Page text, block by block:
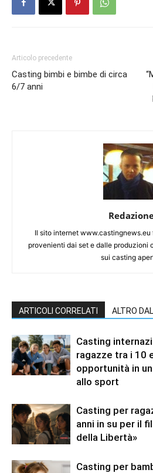
Articolo precedente
Casting bimbi e bimbe di circa
6/7 anni
Il sito internet
provenienti dai set e dalle produzioni
sui casting
ARTICOLI CORRELATI ALTRO
Casting
ragazze tra i 10
opportunità in
allo sport
Casting per
anni in su per il
della Libertà»
Casting per